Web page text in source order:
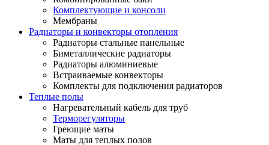
Комплектующие и консоли
Мембраны
Радиаторы и конвекторы отопления
Радиаторы стальные панельные
Биметаллические радиаторы
Радиаторы алюминиевые
Встраиваемые конвекторы
Комплекты для подключения радиаторов
Теплые полы
Нагревательный кабель для труб
Терморегуляторы
Греющие маты
Маты для теплых полов